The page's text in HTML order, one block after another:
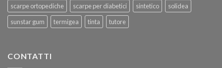
scarpe ortopediche
scarpe per diabetici sintetico
solidea
sunstar gum
termigea tinta tutore
CONTATTI